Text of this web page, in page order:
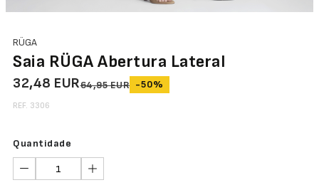
RÜGA
Saia RÜGA Abertura Lateral
32,48 EUR64,95 EUR -50%
REF. 3306
Quantidade